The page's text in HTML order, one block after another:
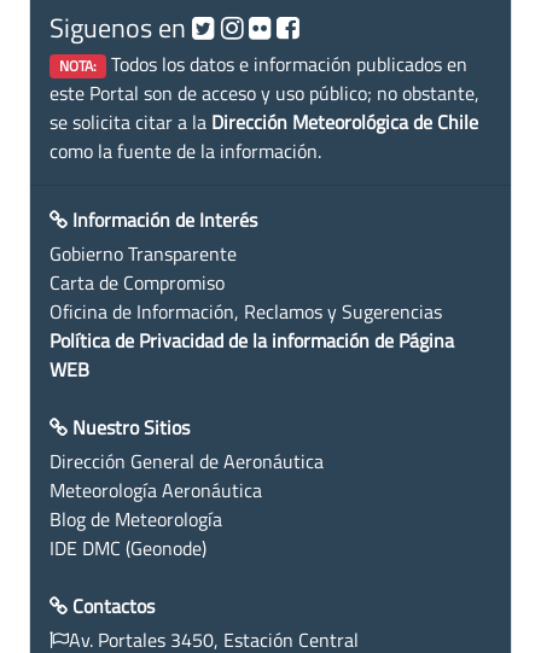
Siguenos en
NOTA: Todos los datos e información publicados en
este Portal son de acceso y uso público; no obstante,
se solicita citar a la Dirección Meteorológica de Chile
como la fuente de la información.
Información de Interés
Gobierno Transparente
Carta de Compromiso
Oficina de Información, Reclamos y Sugerencias
Política de Privacidad de la información de Página
WEB
Nuestro Sitios
Dirección General de Aeronáutica
Meteorología Aeronáutica
Blog de Meteorología
IDE DMC (Geonode)
Contactos
Av. Portales 3450, Estación Central